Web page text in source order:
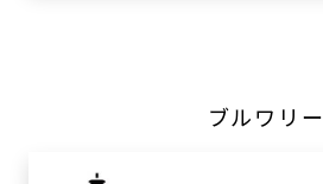
ブルワリー